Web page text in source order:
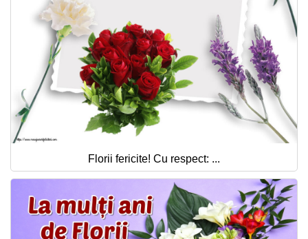
Florii fericite! Cu respect: ...